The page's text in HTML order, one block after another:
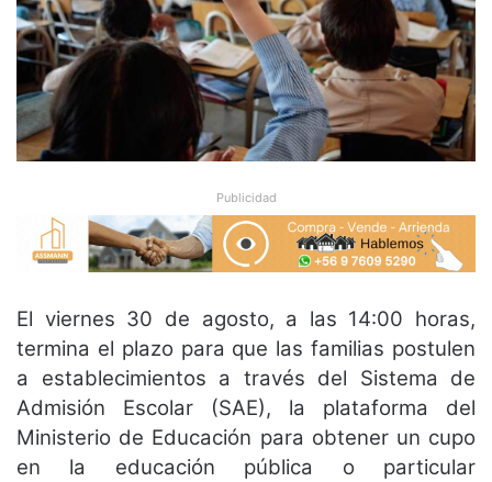
Publicidad
El viernes 30 de agosto, a las 14:00 horas,
termina el plazo para que las familias postulen
a establecimientos a través del Sistema de
Admisión Escolar (SAE), la plataforma del
Ministerio de Educación para obtener un cupo
en la educación pública o particular